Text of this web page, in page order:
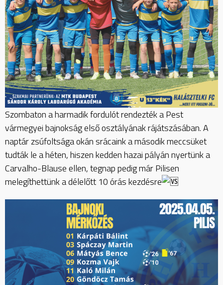
Szombaton a harmadik fordulót rendezték a Pest
vármegyei bajnokság első osztályának rájátszásában. A
naptár zsúfoltsága okán srácaink a második meccsüket
tudták le a héten, hiszen kedden hazai pályán nyertünk a
Carvalho-Blause ellen, tegnap pedig már Pilisen
melegíthettünk a délelőtt 10 órás kezdésre